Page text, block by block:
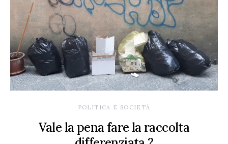
POLITICA E SOCIETÀ
Vale la pena fare la raccolta